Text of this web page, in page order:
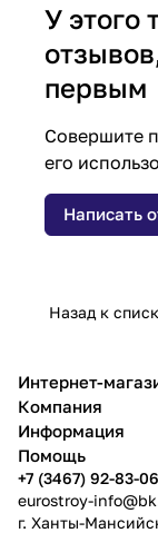
У этого
первым
Совершите
его
Написать
Назад к
Интернет-
Компания
Информация
Помощь
+7 (3467) 92-83-06
eurostroy-
г. Ханты-